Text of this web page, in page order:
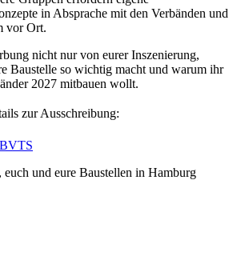
in Absprache mit den Verbänden und
vor Ort.
nicht nur von eurer Inszenierung,
Baustelle so wichtig macht und warum ihr
2027 mitbauen wollt.
zur Ausschreibung:
und eure Baustellen in Hamburg